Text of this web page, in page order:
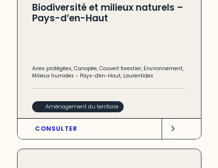
Biodiversité et milieux naturels –
Pays-d’en-Haut
Aires protégées,Canopée,Couvert forestier, Environnement,
Milieux humides - Pays-d'en-Haut, Laurentides
Aménagement du territoire
CONSULTER